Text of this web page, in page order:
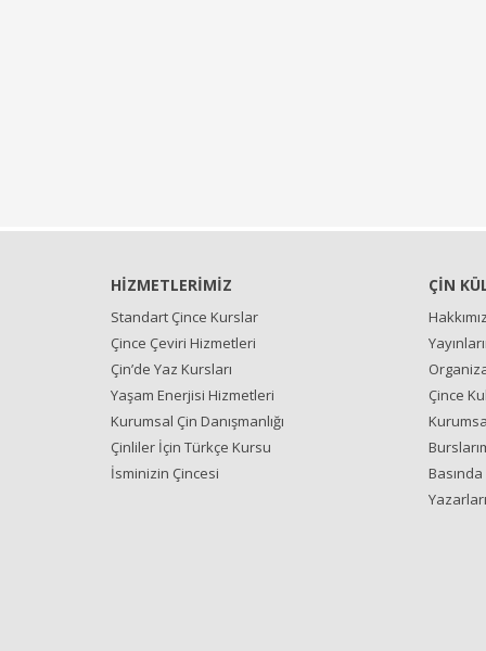
HİZMETLERİMİZ
Standart Çince Kurslar
Çince Çeviri Hizmetleri
Çin’de Yaz Kursları
Yaşam Enerjisi Hizmetleri
Kurumsal Çin Danışmanlığı
Çinliler İçin Türkçe Kursu
İsminizin Çincesi
ÇİN
Çince
Basında